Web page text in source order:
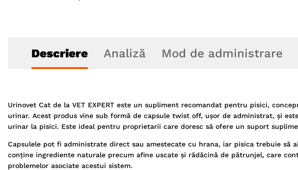
Descriere Analiză Mod de administrare
Urinovet Cat de la VET EXPERT este un supliment recomandat pentru pisici,
urinar. Acest produs vine sub formă de capsule twist off, ușor de administrat, și
urinar la pisici. Este ideal pentru proprietarii care doresc să ofere un suport
Capsulele pot fi administrate direct sau amestecate cu hrana, iar pisica trebuie să
conține ingrediente naturale precum afine uscate și rădăcină de pătrunjel, care
problemelor asociate acestui sistem.